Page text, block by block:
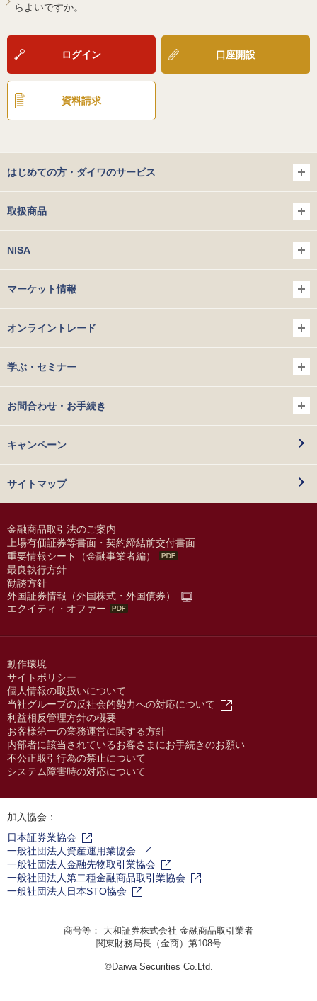
らよいですか。
ログイン 口座開設
資料請求
はじめての方・ダイワのサービス
取扱商品
NISA
マーケット情報
オンライントレード
学ぶ・セミナー
お問合わせ・お手続き
キャンペーン
サイトマップ
金融商品取引法のご案内
上場有価証券等書面・契約締結前交付書面
重要情報シート（金融事業者編）
最良執行方針
勧誘方針
外国証券情報（外国株式・外国債券）
エクイティ・オファー
動作環境
サイトポリシー
個人情報の取扱いについて
当社グループの反社会的勢力への対応について
利益相反管理方針の概要
お客様第一の業務運営に関する方針
内部者に該当されているお客さまにお手続きのお願い
不公正取引行為の禁止について
システム障害時の対応について
加入協会：
日本証券業協会
一般社団法人資産運用業協会
一般社団法人金融先物取引業協会
一般社団法人第二種金融商品取引業協会
一般社団法人日本STO協会
商号等： 大和証券株式会社 金融商品取引業者
関東財務局長（金商）第108号
©Daiwa Securities Co.Ltd.